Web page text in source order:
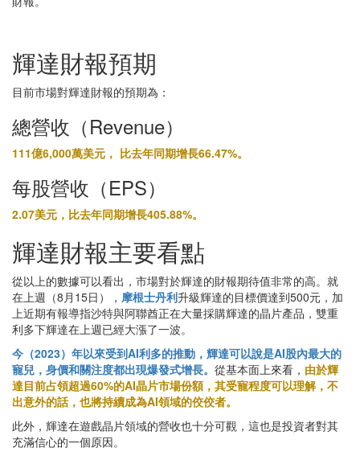
輝達財報預期
目前市場對輝達財報的預期為：
總營收（Revenue）
111億6,000萬美元， 比去年同期增長66.47%。
每股營收（EPS）
2.07美元，比去年同期增長405.88%。
輝達財報主要看點
從以上的數據可以看出，市場對於輝達的財報期待值非常的高。就
在上週（8月15日）， 摩根士丹利升級輝達的目標價達到500元，加
上近期有報導指沙特與阿聯酋正在大量採購輝達的晶片產品，雙重
利多下輝達在上週已經大漲了一波。
今（2023）年以來受到AI利多的推動，輝達可以說是AI股內最大的
寵兒，身價和關注度都出現爆發式增長。 從基本面上來看， 由於輝
達目前占領超過60%的AI晶片市場份額，其受寵程度可以理解，不
出意外的話，也將持續成為AI領域的佼佼者。
此外，輝達在遊戲晶片領域的營收也十分可觀，這也是投資者對其
充滿信心的一個原因。